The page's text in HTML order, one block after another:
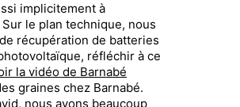
implicitement à
le plan technique, nous
récupération de batteries
réfléchir à ce
la vidéo de Barnabé
graines chez Barnabé.
nous avons beaucoup